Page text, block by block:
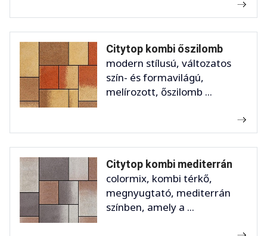
Citytop kombi őszilomb
modern stílusú, változatos
szín- és formavilágú,
melírozott, őszilomb ...
Citytop kombi mediterrán
colormix, kombi térkő,
megnyugtató, mediterrán
színben, amely a ...